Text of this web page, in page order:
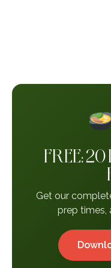
FREE:
Get our
prep times,